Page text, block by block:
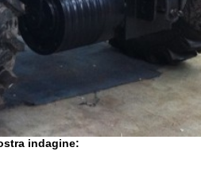
indagine: